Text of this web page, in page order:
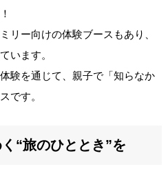
リー向けの体験ブースもあり、
います。
験を通じて、親子で「知らなか
です。
“旅のひととき”を